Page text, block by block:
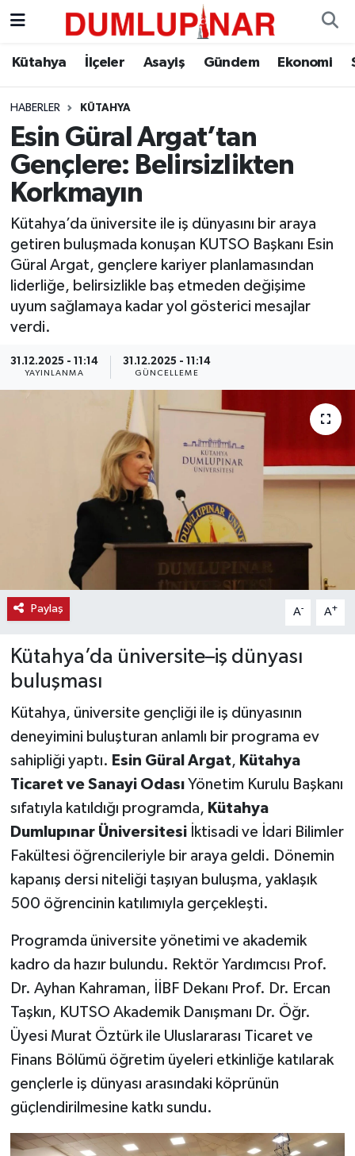
Kütahya İlçeler Asayiş Gündem Ekonomi
HABERLER KÜTAHYA
Esin Güral Argat’tan
Gençlere: Belirsizlikten
Korkmayın
Kütahya’da üniversite ile iş dünyasını bir araya
getiren buluşmada konuşan KUTSO Başkanı Esin
Güral Argat, gençlere kariyer planlamasından
liderliğe, belirsizlikle baş etmeden değişime
uyum sağlamaya kadar yol gösterici mesajlar
verdi.
31.12.2025 - 11:14
YAYINLANMA
31.12.2025 - 11:14
GÜNCELLEME
Paylaş A- A+
Kütahya’da üniversite–iş dünyası
buluşması
Kütahya, üniversite gençliği ile iş dünyasının
deneyimini buluşturan anlamlı bir programa ev
sahipliği yaptı. Esin Güral Argat, Kütahya
Ticaret ve Sanayi OdasıYönetim Kurulu Başkanı
sıfatıyla katıldığı programda, Kütahya
Dumlupınar Üniversitesiİktisadi ve İdari Bilimler
Fakültesi öğrencileriyle bir araya geldi. Dönemin
kapanış dersi niteliği taşıyan buluşma, yaklaşık
500 öğrencinin katılımıyla gerçekleşti.
Programda üniversite yönetimi ve akademik
kadro da hazır bulundu. Rektör Yardımcısı Prof.
Dr. Ayhan Kahraman, İİBF Dekanı Prof. Dr. Ercan
Taşkın, KUTSO Akademik Danışmanı Dr. Öğr.
Üyesi Murat Öztürk ile Uluslararası Ticaret ve
Finans Bölümü öğretim üyeleri etkinliğe katılarak
gençlerle iş dünyası arasındaki köprünün
güçlendirilmesine katkı sundu.
Asayiş
Diğer
Dünya
Eğitim
Ekonomi
Eleman
Emlak
Haber İlanlar
Kültür-Sanat
Magazin
Resmi İlanlar
Sağlık
Siyaset
Spor
Teknoloji
Vasıta
Vefat Haberleri
Kütahya Hava Durumu
Kütahya Trafik Yoğunluk Haritası
Süper Lig Puan Durumu ve Fikstür
Tüm Manşetler
Son Dakika Haberleri
Haber Arşivi